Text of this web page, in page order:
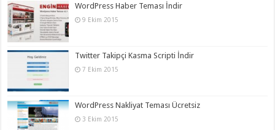
WordPress Haber Teması İndir
9 Ekim 2015
Twitter Takipçi Kasma Scripti İndir
7 Ekim 2015
WordPress Nakliyat Teması Ücretsiz
3 Ekim 2015